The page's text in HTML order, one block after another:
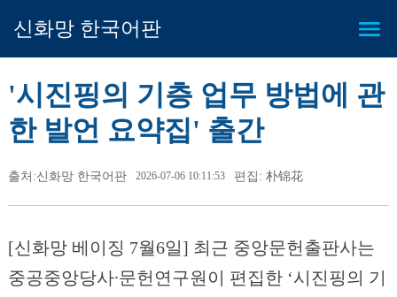
신화망 한국어판
'시진핑의 기층 업무 방법에 관
한 발언 요약집' 출간
출처:신화망 한국어판 2026-07-06 10:11:53 편집: 朴锦花
[신화망 베이징 7월6일] 최근 중앙문헌출판사는
중공중앙당사∙문헌연구원이 편집한 ‘시진핑의 기